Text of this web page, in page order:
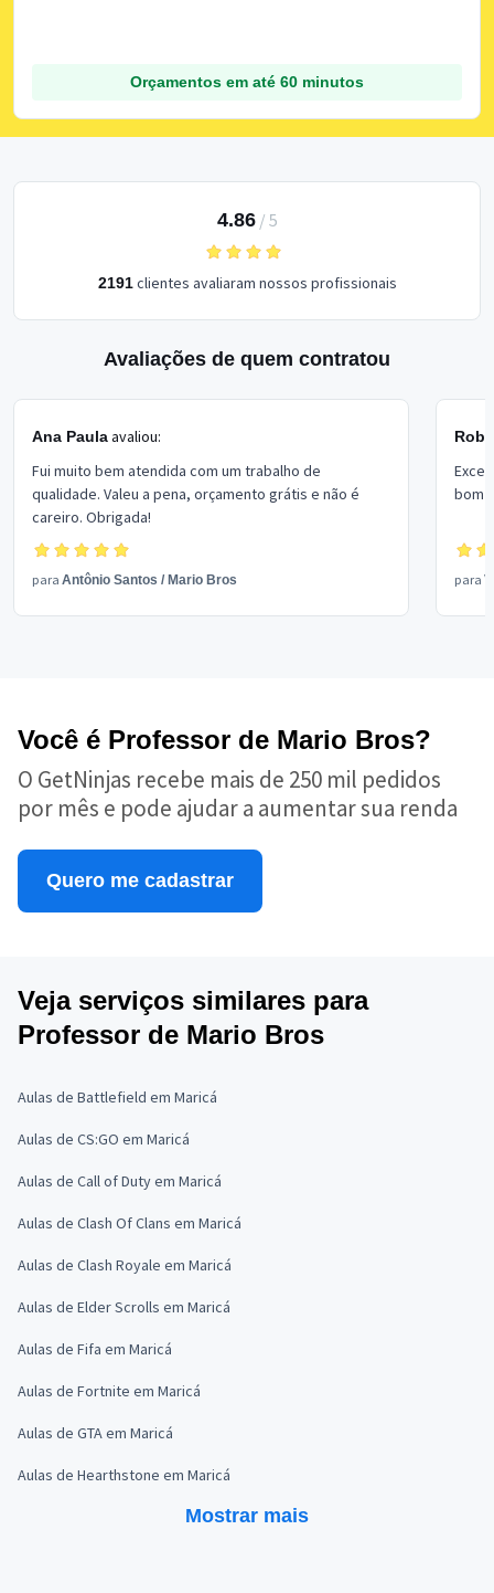
Orçamentos em até 60 minutos
4.86/ 5
2191clientes avaliaram nossos profissionais
Avaliações de quem contratou
Ana Paulaavaliou:
Fui muito bem atendida com um trabalho de
qualidade. Valeu a pena, orçamento grátis e não é
careiro. Obrigada!
para Antônio Santos / Mario Bros
bom
para
Você é Professor de Mario Bros?
O GetNinjas recebe mais de 250 mil pedidos
por mês e pode ajudar a aumentar sua renda
Quero me cadastrar
Veja serviços similares para
Professor de Mario Bros
Aulas de Battlefield em Maricá
Aulas de CS:GO em Maricá
Aulas de Call of Duty em Maricá
Aulas de Clash Of Clans em Maricá
Aulas de Clash Royale em Maricá
Aulas de Elder Scrolls em Maricá
Aulas de Fifa em Maricá
Aulas de Fortnite em Maricá
Aulas de GTA em Maricá
Aulas de Hearthstone em Maricá
Mostrar mais